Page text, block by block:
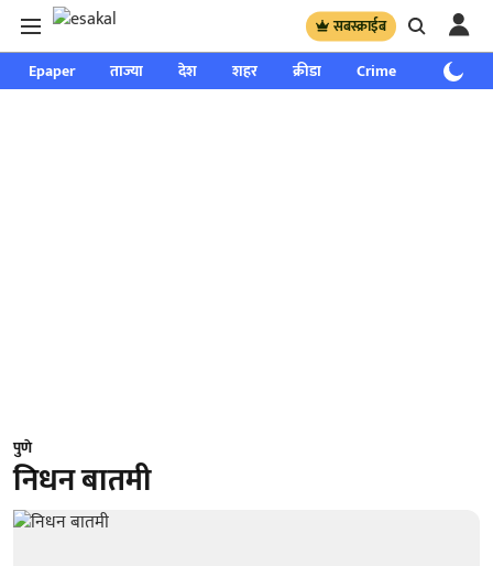
सबस्क्राईब
Epaper ताज्या देश शहर क्रीडा Crime साप्ताहिक
पुणे
निधन बातमी